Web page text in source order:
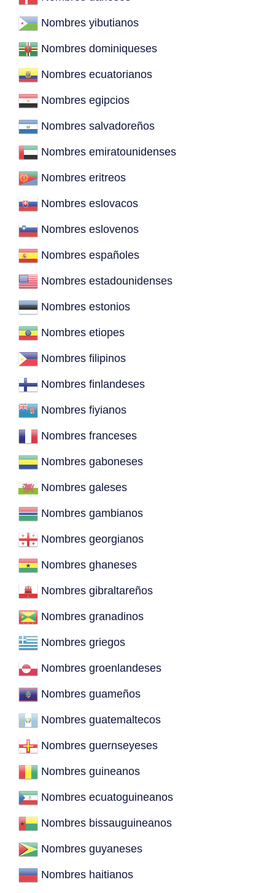
Nombres yibutianos
Nombres dominiqueses
Nombres ecuatorianos
Nombres egipcios
Nombres salvadoreños
Nombres emiratounidenses
Nombres eritreos
Nombres eslovacos
Nombres eslovenos
Nombres españoles
Nombres estadounidenses
Nombres estonios
Nombres etiopes
Nombres filipinos
Nombres finlandeses
Nombres fiyianos
Nombres franceses
Nombres gaboneses
Nombres galeses
Nombres gambianos
Nombres georgianos
Nombres ghaneses
Nombres gibraltareños
Nombres granadinos
Nombres griegos
Nombres groenlandeses
Nombres guameños
Nombres guatemaltecos
Nombres guernseyeses
Nombres guineanos
Nombres ecuatoguineanos
Nombres bissauguineanos
Nombres guyaneses
Nombres haitianos